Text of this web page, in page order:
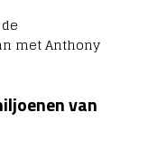
met Anthony
van